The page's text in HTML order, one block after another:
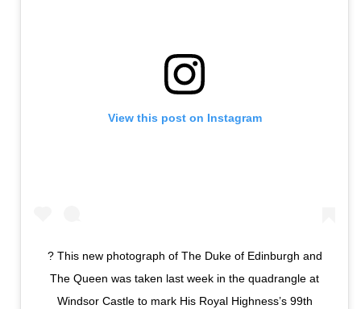
View this post on Instagram
? This new photograph of The Duke of Edinburgh and
The Queen was taken last week in the quadrangle at
Windsor Castle to mark His Royal Highness’s 99th